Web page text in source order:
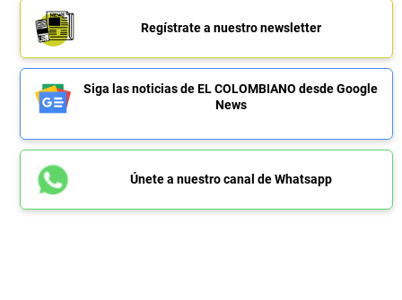
Regístrate a nuestro newsletter
Siga las noticias de EL COLOMBIANO desde Google
News
Únete a nuestro canal de Whatsapp